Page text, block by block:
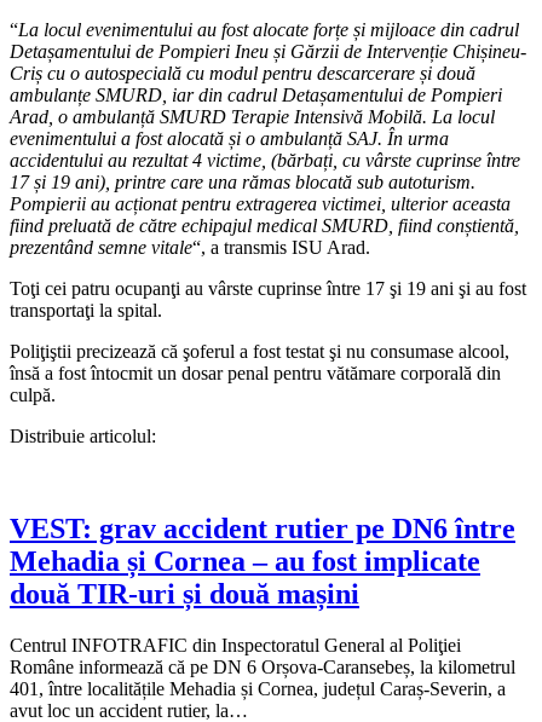
“La locul evenimentului au fost alocate forțe și mijloace din cadrul
Detașamentului de Pompieri Ineu și Gărzii de Intervenție Chișineu-
Criș cu o autospecială cu modul pentru descarcerare și două
ambulanțe SMURD, iar din cadrul Detașamentului de Pompieri
Arad, o ambulanță SMURD Terapie Intensivă Mobilă. La locul
evenimentului a fost alocată și o ambulanță SAJ. În urma
accidentului au rezultat 4 victime, (bărbați, cu vârste cuprinse între
17 și 19 ani), printre care una rămas blocată sub autoturism.
Pompierii au acționat pentru extragerea victimei, ulterior aceasta
fiind preluată de către echipajul medical SMURD, fiind conștientă,
prezentând semne vitale“, a transmis ISU Arad.
Toţi cei patru ocupanţi au vârste cuprinse între 17 şi 19 ani şi au fost
transportaţi la spital.
Poliţiştii precizează că şoferul a fost testat şi nu consumase alcool,
însă a fost întocmit un dosar penal pentru vătămare corporală din
culpă.
Distribuie articolul:
VEST: grav accident rutier pe DN6 între
Mehadia și Cornea – au fost implicate
două TIR-uri și două mașini
Centrul INFOTRAFIC din Inspectoratul General al Poliţiei
Române informează că pe DN 6 Orșova-Caransebeș, la kilometrul
401, între localitățile Mehadia și Cornea, județul Caraș-Severin, a
avut loc un accident rutier, la…